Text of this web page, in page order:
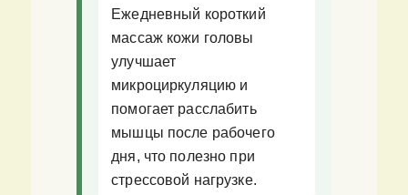
Ежедневный короткий
массаж кожи головы
улучшает
микроциркуляцию и
помогает расслабить
мышцы после рабочего
дня, что полезно при
стрессовой нагрузке.